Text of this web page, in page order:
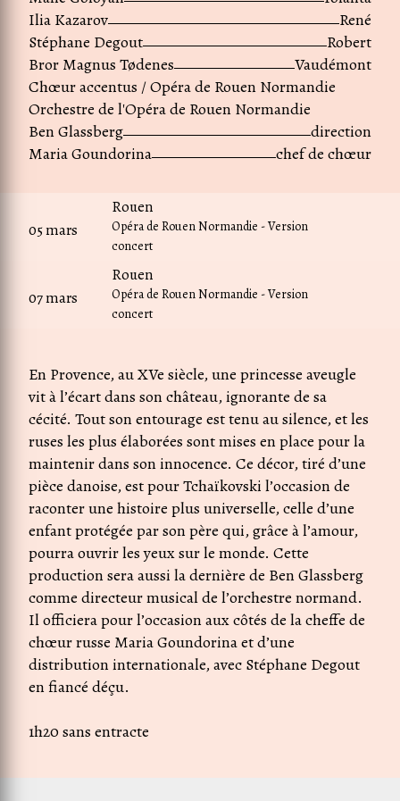
Ilia Kazarov
René
Stéphane Degout
Robert
Bror Magnus Tødenes
Vaudémont
Chœur accentus / Opéra de Rouen Normandie
Orchestre de l'Opéra de Rouen Normandie
Ben Glassberg
direction
Maria Goundorina
chef de chœur
05 mars
Rouen
Opéra de Rouen Normandie - Version
concert
07 mars
Rouen
Opéra de Rouen Normandie - Version
concert
En Provence, au XVe siècle, une princesse aveugle
vit à l’écart dans son château, ignorante de sa
cécité. Tout son entourage est tenu au silence, et les
ruses les plus élaborées sont mises en place pour la
maintenir dans son innocence. Ce décor, tiré d’une
pièce danoise, est pour Tchaïkovski l’occasion de
raconter une histoire plus universelle, celle d’une
enfant protégée par son père qui, grâce à l’amour,
pourra ouvrir les yeux sur le monde. Cette
production sera aussi la dernière de Ben Glassberg
comme directeur musical de l’orchestre normand.
Il officiera pour l’occasion aux côtés de la cheffe de
chœur russe Maria Goundorina et d’une
distribution internationale, avec Stéphane Degout
en fiancé déçu.
1h20 sans entracte